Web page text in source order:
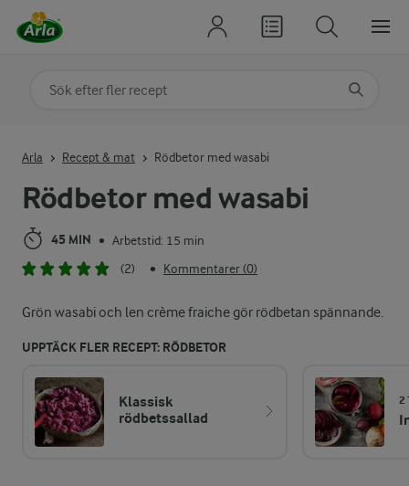
Rödbetor med wasabi
45 MIN • Arbetstid: 15 min
(2)
• Kommentarer (0)
Grön wasabi och len crème fraiche gör rödbetan spännande.
UPPTÄCK FLER RECEPT: RÖDBETOR
Klassisk
rödbetssallad
2
Arla Recept & mat Rödbetor med wasabi
Sök på kategori eller ingrediens